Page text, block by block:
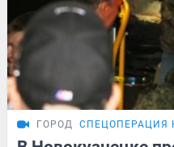
ГОРОД СПЕЦОПЕРАЦИЯ